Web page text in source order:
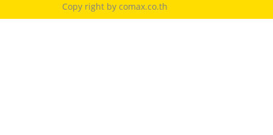
Copy right by comax.co.th